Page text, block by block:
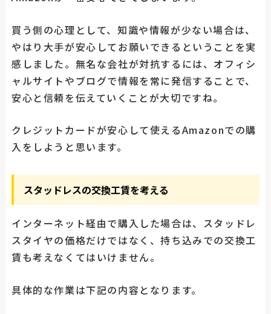
買う側の心理として、知識や情報が少ない場合は、
やはり大手が安心してお願いできるということを実
感しました。無名な会社が対抗するには、オフィシ
ャルサイトやブログで情報を常に発信することで、
安心と信頼を伝えていくことが大切ですね。
クレジットカードが安心して使えるAmazonでの購
入をしようと思います。
スタッドレスの交換工賃を考える
インターネット経由で購入した場合は、スタッドレ
スタイヤの価格だけではなく、持ち込みでの交換工
賃も考えなくてはいけません。
具体的な作業は下記の内容となります。